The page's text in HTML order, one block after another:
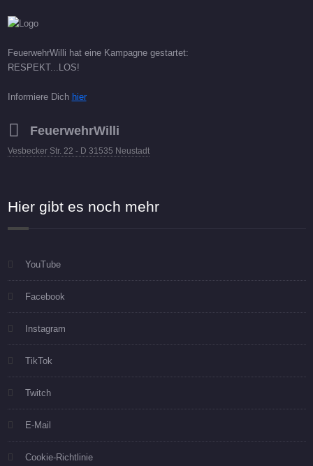
FeuerwehrWilli hat eine Kampagne gestartet:
RESPEKT...LOS!
Informiere Dich hier
FeuerwehrWilli
Vesbecker Str. 22 - D 31535 Neustadt
Hier gibt es noch mehr
YouTube
Facebook
Instagram
TikTok
Twitch
E-Mail
Cookie-Richtlinie